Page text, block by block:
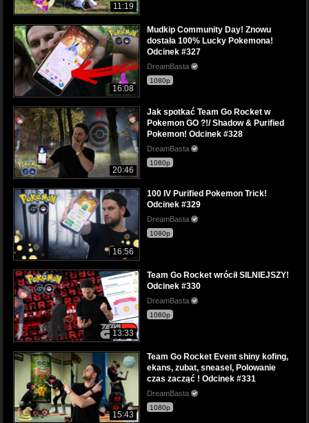
11:19
16:08
Mudkip Community Day! Znowu
dostała 100% Lucky Pokemona!
Odcinek #327
DreamBasta
1080p
20:46
Jak spotkać Team Go Rocket w
Pokemon GO ?!/ Shadow & Purified
Pokemon! Odcinek #328
DreamBasta
1080p
16:56
100 IV Purified Pokemon Trick!
Odcinek #329
DreamBasta
1080p
13:33
Team Go Rocket wrócił SILNIEJSZY!
Odcinek #330
DreamBasta
1080p
15:43
Team Go Rocket Event shiny kofing,
ekans, zubat, sneasel, Polowanie
czas zacząć ! Odcinek #331
DreamBasta
1080p